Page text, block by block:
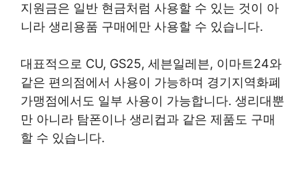
지원금은 일반 현금처럼 사용할 수 있는 것이 아
니라 생리용품 구매에만 사용할 수 있습니다.
대표적으로 CU, GS25, 세븐일레븐, 이마트24와
같은 편의점에서 사용이 가능하며 경기지역화폐
가맹점에서도 일부 사용이 가능합니다. 생리대뿐
만 아니라 탐폰이나 생리컵과 같은 제품도 구매
할 수 있습니다.